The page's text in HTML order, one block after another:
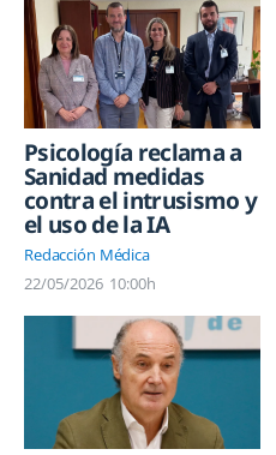
Psicología reclama a
Sanidad medidas
contra el intrusismo y
el uso de la IA
Redacción Médica
22/05/2026 10:00h